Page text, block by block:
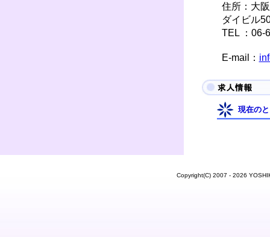
住所：大
ダイビル
TEL ：06-
E-mail：
現在の
Copyright(C) 2007 - 2026